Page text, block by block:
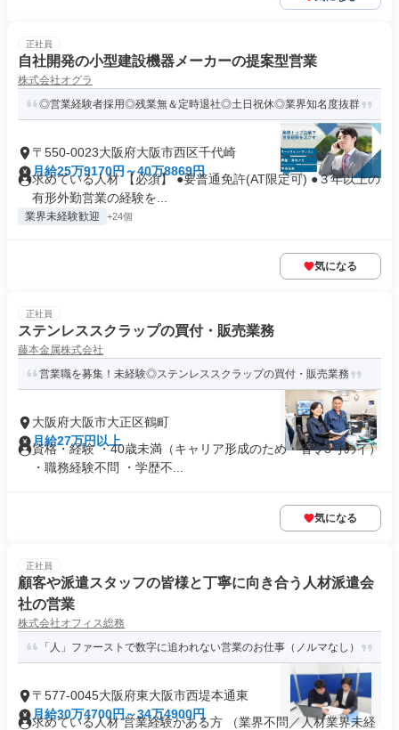
正社員
自社開発の小型建設機器メーカーの提案型営業
株式会社オグラ
◎営業経験者採用◎残業無＆定時退社◎土日祝休◎業界知名度抜群
〒550-0023大阪府大阪市西区千代崎
月給25万9170円～40万8869円
求めている人材 【必須】 ●要普通免許(AT限定可) ●３年以上の
有形外勤営業の経験を...
業界未経験歓迎 +24個
気になる
正社員
ステンレススクラップの買付・販売業務
藤本金属株式会社
営業職を募集！未経験◎ステンレススクラップの買付・販売業務
大阪府大阪市大正区鶴町
月給27万円以上
資格・経験 ・40歳未満（キャリア形成のため・省令3号のイ）
・職務経験不問 ・学歴不...
気になる
正社員
顧客や派遣スタッフの皆様と丁寧に向き合う人材派遣会
社の営業
株式会社オフィス総務
「人」ファーストで数字に追われない営業のお仕事（ノルマなし）
〒577-0045大阪府東大阪市西堤本通東
月給30万4700円～34万4900円
求めている人材 営業経験がある方 （業界不問／人材業界未経